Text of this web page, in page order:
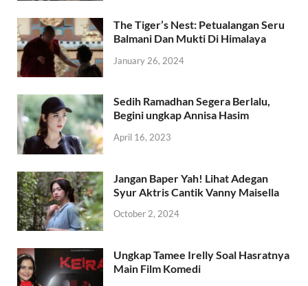
The Tiger’s Nest: Petualangan Seru
Balmani Dan Mukti Di Himalaya
January 26, 2024
Sedih Ramadhan Segera Berlalu,
Begini ungkap Annisa Hasim
April 16, 2023
Jangan Baper Yah! Lihat Adegan
Syur Aktris Cantik Vanny Maisella
October 2, 2024
Ungkap Tamee Irelly Soal Hasratnya
Main Film Komedi